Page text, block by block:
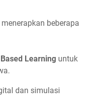
beberapa
Learning untuk
dan simulasi